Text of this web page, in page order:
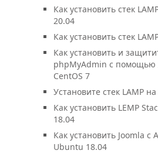
Как установить стек
20.04
Как установить стек
Как установить и
phpMyAdmin с помощью
CentOS 7
Установите стек LAMP
Как установить LEMP
18.04
Как установить Joomla с
Ubuntu 18.04